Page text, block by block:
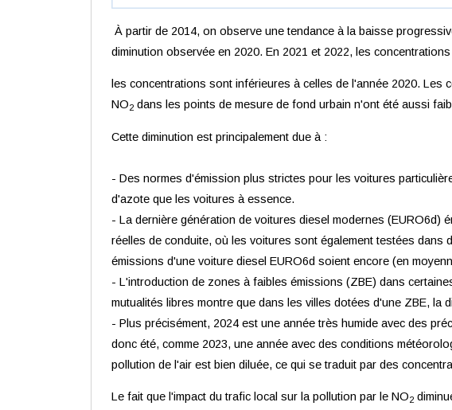
À partir de 2014, on observe une tendance à la baisse
diminution observée en 2020. En 2021 et 2022, les
les concentrations sont inférieures à celles de l'année 2020. Les
NO2 dans les points de mesure de fond urbain n'ont été aussi
Cette diminution est principalement due à :
- Des normes d'émission plus strictes pour les voitures
d'azote que les voitures à essence.
- La dernière génération de voitures diesel modernes (EURO6d)
réelles de conduite, où les voitures sont également testées
émissions d'une voiture diesel EURO6d soient encore (en
- L'introduction de zones à faibles émissions (ZBE) dans
mutualités libres montre que dans les villes dotées d'une ZBE, la
- Plus précisément, 2024 est une année très humide avec des
donc été, comme 2023, une année avec des conditions
pollution de l'air est bien diluée, ce qui se traduit par des
Le fait que l'impact du trafic local sur la pollution par le NO2